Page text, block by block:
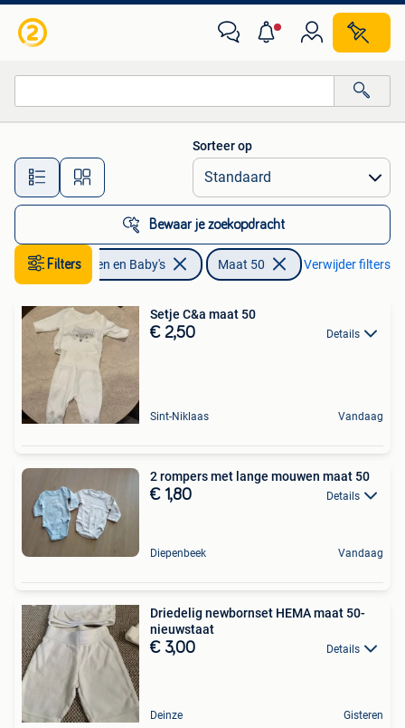
Alle afstanden…
Sorteer op
Bewaar je zoekopdracht
Filters
Kinderen en Baby's Maat 50 Verwijder filters
Setje C&a maat 50
€ 2,50 Details
Sint-Niklaas Vandaag
2 rompers met lange mouwen maat 50
€ 1,80 Details
Diepenbeek Vandaag
Driedelig newbornset HEMA maat 50-
nieuwstaat
€ 3,00 Details
Deinze Gisteren